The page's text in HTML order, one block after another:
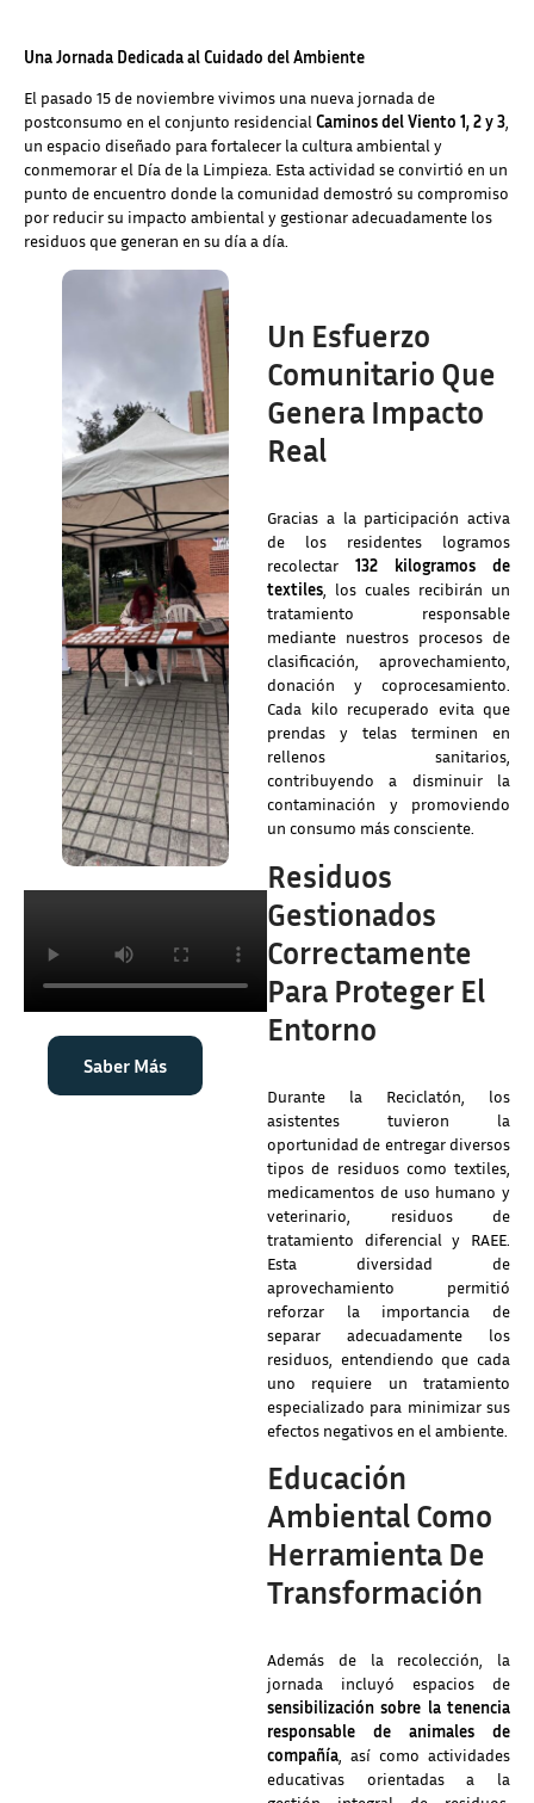
Una Jornada Dedicada al Cuidado del Ambiente
El pasado 15 de noviembre vivimos una nueva jornada de
postconsumo en el conjunto residencial Caminos del Viento 1, 2 y 3
un espacio diseñado para fortalecer la cultura ambiental y
conmemorar el Día de la Limpieza. Esta actividad se convirtió en un
punto de encuentro donde la comunidad demostró su compromiso
por reducir su impacto ambiental y gestionar adecuadamente los
residuos que generan en su día a día.
Saber Más
Un Esfuerzo
Comunitario Que
Genera Impacto
Real
Gracias a la participación activa
de los residentes logramos
recolectar 132 kilogramos de
textiles , los cuales recibirán un
tratamiento responsable
mediante nuestros procesos de
clasificación, aprovechamiento,
donación y coprocesamiento.
Cada kilo recuperado evita que
prendas y telas terminen en
rellenos sanitarios,
contribuyendo a disminuir la
contaminación y promoviendo
un consumo más consciente.
Residuos
Gestionados
Correctamente
Para Proteger El
Entorno
Durante la Reciclatón, los
asistentes tuvieron la
oportunidad de entregar diversos
tipos de residuos como textiles,
medicamentos de uso humano y
veterinario, residuos de
tratamiento diferencial y RAEE.
Esta diversidad de
aprovechamiento permitió
reforzar la importancia de
separar adecuadamente los
residuos, entendiendo que cada
uno requiere un tratamiento
especializado para minimizar sus
efectos negativos en el ambiente.
Educación
Ambiental Como
Herramienta De
Transformación
Además de la recolección, la
jornada incluyó espacios de
sensibilización sobre la tenencia
responsable de animales de
compañía , así como actividades
educativas orientadas a la